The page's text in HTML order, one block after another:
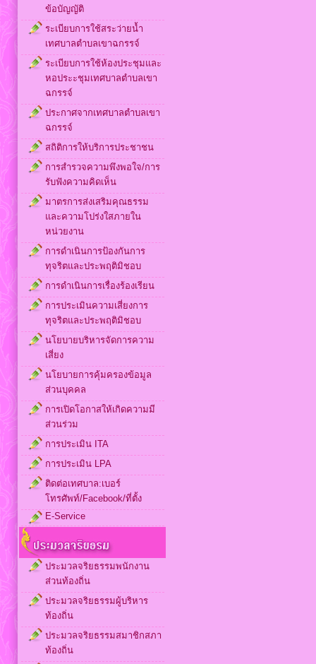
ข้อบัญญัติ
ระเบียบการใช้สระว่ายน้ำ
เทศบาลตำบลเขาฉกรรจ์
ระเบียบการใช้ห้องประชุมและ
หอประะชุมเทศบาลตำบลเขา
ฉกรรจ์
ประกาศจากเทศบาลตำบลเขา
ฉกรรจ์
สถิติการให้บริการประชาชน
การสำรวจความพึงพอใจ/การ
รับฟังความคิดเห็น
มาตรการส่งเสริมคุณธรรม
และความโปร่งใสภายใน
หน่วยงาน
การดำเนินการป้องกันการ
ทุจริตและประพฤติมิชอบ
การดำเนินการเรื่องร้องเรียน
การประเมินความเสี่ยงการ
ทุจริตและประพฤติมิชอบ
นโยบายบริหารจัดการความ
เสี่ยง
นโยบายการคุ้มครองข้อมูล
ส่วนบุคคล
การเปิดโอกาสให้เกิดความมี
ส่วนร่วม
การประเมิน ITA
การประเมิน LPA
ติดต่อเทศบาล:เบอร์
โทรศัพท์/Facebook/ที่ตั้ง
E-Service
ประมวลจริยธรรมพนักงาน
ส่วนท้องถิ่น
ประมวลจริยธรรมผู้บริหาร
ท้องถิ่น
ประมวลจริยธรรมสมาชิกสภา
ท้องถิ่น